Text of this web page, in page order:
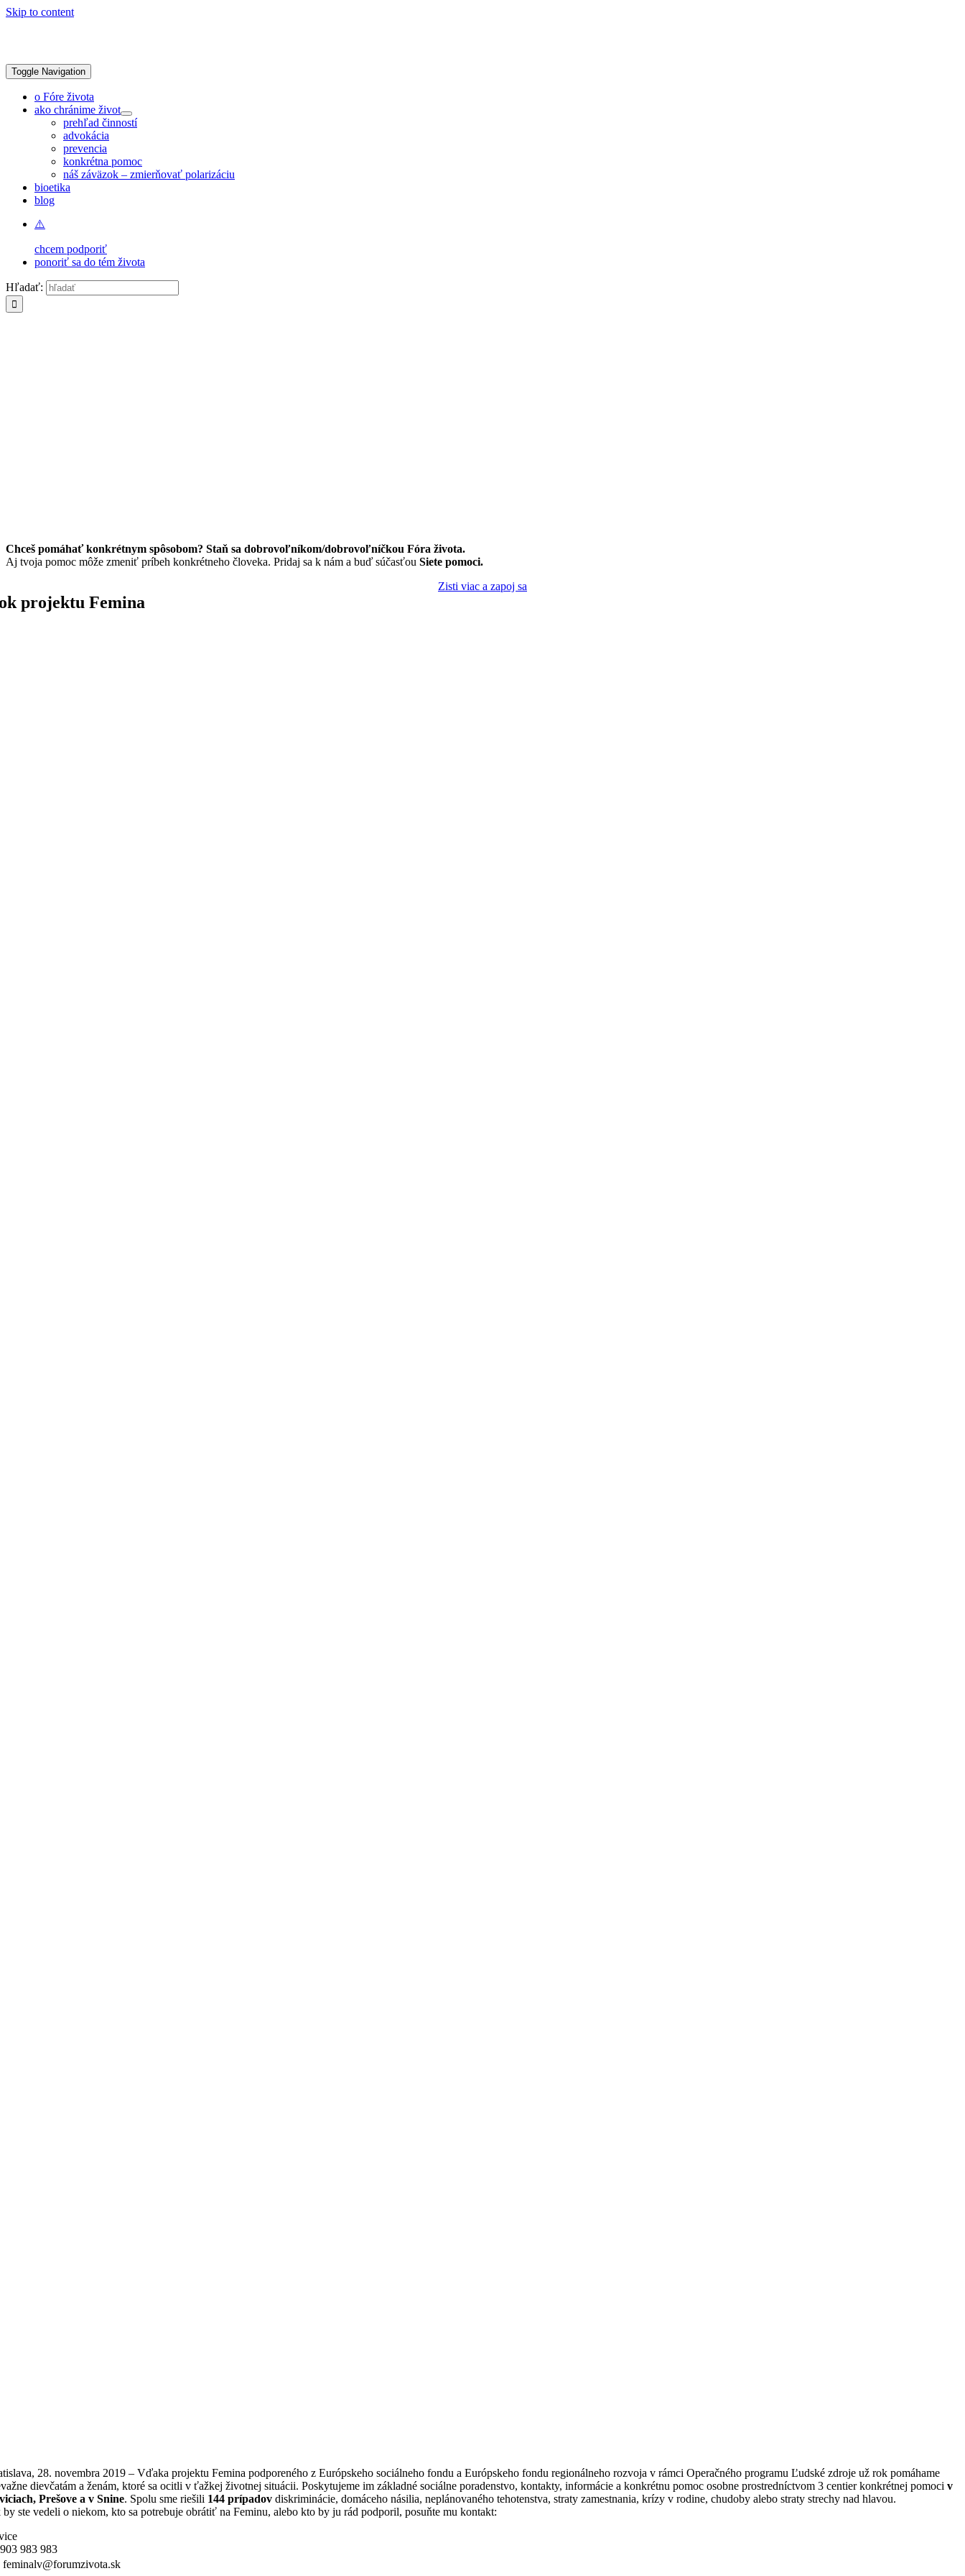
Skip to content
Toggle Navigation
o Fóre života
ako chránime život
prehľad činností
advokácia
prevencia
konkrétna pomoc
náš záväzok – zmierňovať polarizáciu
bioetika
blog
chcem podporiť
ponoriť sa do tém života
Hľadať:
Chceš pomáhať konkrétnym spôsobom? Staň sa dobrovoľníkom/dobrovoľníčkou Fóra života.
Aj tvoja pomoc môže zmeniť príbeh konkrétneho človeka. Pridaj sa k nám a buď súčasťou Siete pomoci.
Zisti viac a zapoj sa
projektu Femina
28. novembra 2019 – Vďaka projektu Femina podporeného z Európskeho sociálneho fondu a Európskeho fondu regionálneho rozvoja v rámci Operačného programu Ľudské zdroje už rok pomáhame
dievčatám a ženám, ktoré sa ocitli v ťažkej životnej situácii. Poskytujeme im základné sociálne poradenstvo, kontakty, informácie a konkrétnu pomoc osobne prostredníctvom 3 centier konkrétnej pomociv
Prešove a v Snine. Spolu sme riešili 144 prípadov diskriminácie, domáceho násilia, neplánovaného tehotenstva, straty zamestnania, krízy v rodine, chudoby alebo straty strechy nad hlavou.
ste vedeli o niekom, kto sa potrebuje obrátiť na Feminu, alebo kto by ju rád podporil, posuňte mu kontakt:
903 983 983
feminalv@forumzivota.sk